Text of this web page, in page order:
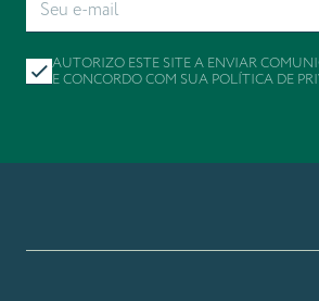
AUTORIZO ESTE SITE A ENVIAR
E CONCORDO COM SUA POLÍTICA DE